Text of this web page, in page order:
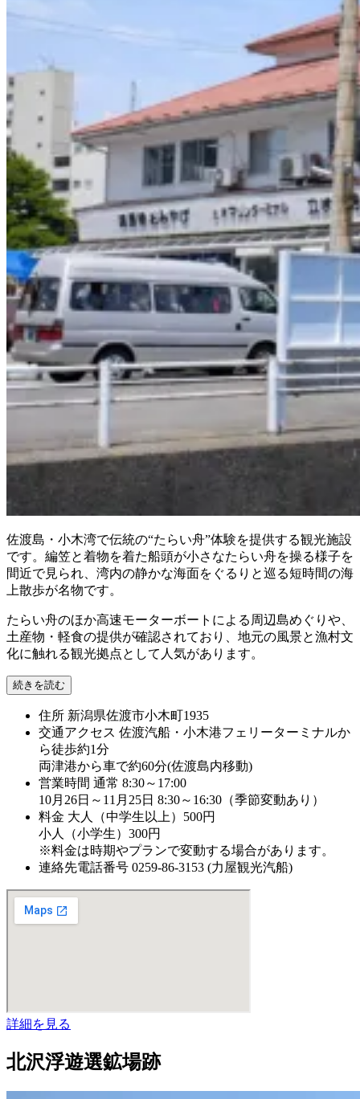
佐渡島・小木湾で伝統の“たらい舟”体験を提供する観光施設
です。編笠と着物を着た船頭が小さなたらい舟を操る様子を
間近で見られ、湾内の静かな海面をぐるりと巡る短時間の海
上散歩が名物です。
たらい舟のほか高速モーターボートによる周辺島めぐりや、
土産物・軽食の提供が確認されており、地元の風景と漁村文
化に触れる観光拠点として人気があります。
続きを読む
住所 新潟県佐渡市小木町1935
交通アクセス 佐渡汽船・小木港フェリーターミナルか
ら徒歩約1分
両津港から車で約60分(佐渡島内移動)
営業時間 通常 8:30～17:00
10月26日～11月25日 8:30～16:30（季節変動あり）
料金 大人（中学生以上）500円
小人（小学生）300円
※料金は時期やプランで変動する場合があります。
連絡先電話番号 0259-86-3153 (力屋観光汽船)
詳細を見る
北沢浮遊選鉱場跡